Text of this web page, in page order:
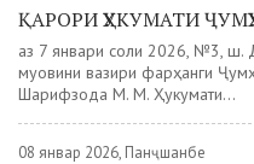
ҚАРОРИ ҲУКУМАТИ
аз 7 январи соли 2026, №3,
муовини вазири фарҳанги
Шарифзода М. М. Ҳукумати...
08 январ 2026, Панҷшанбе